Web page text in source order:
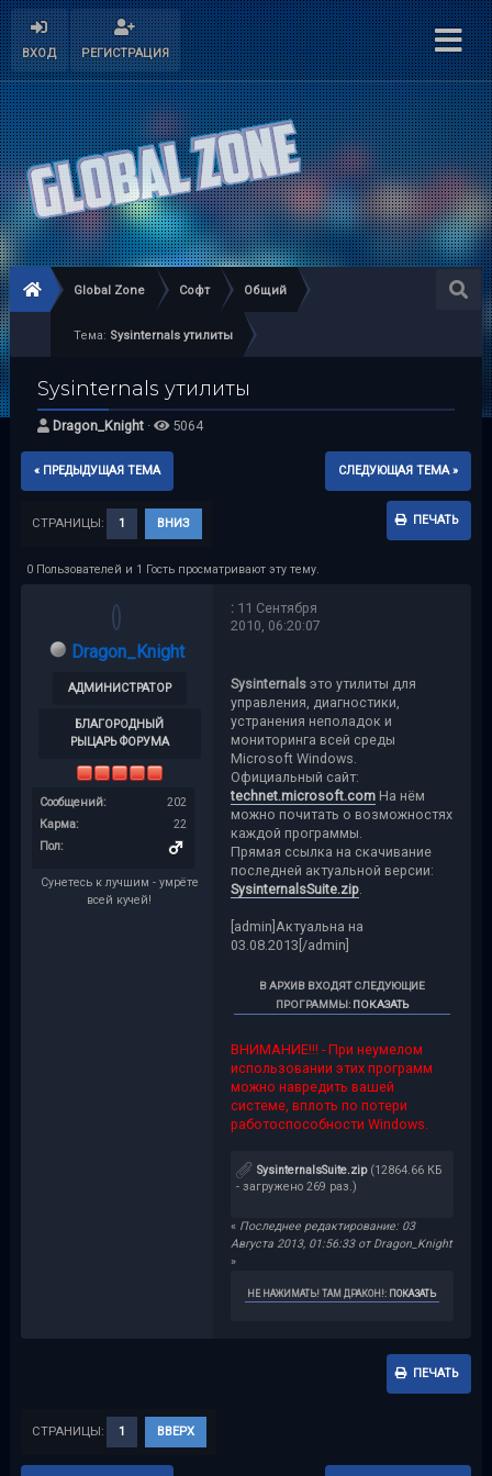
ВХОД РЕГИСТРАЦИЯ
Global Zone Софт Общий
Тема: Sysinternals утилиты
Sysinternals утилиты
Dragon_Knight· 5064
« ПРЕДЫДУЩАЯ ТЕМА СЛЕДУЮЩАЯ ТЕМА »
ПЕЧАТЬ
СТРАНИЦЫ: 1 ВНИЗ
0 Пользователей и 1 Гость просматривают эту тему.
Dragon_Knight
АДМИНИСТРАТОР
БЛАГОРОДНЫЙ
РЫЦАРЬ ФОРУМА
Сообщений:
202
Карма:
22
Пол:
Сунетесь к лучшим - умрёте
всей кучей!
:11 Сентября
2010, 06:20:07
Sysinternalsэто утилиты для
управления, диагностики,
устранения неполадок и
мониторинга всей среды
Microsoft Windows.
Официальный сайт:
technet.microsoft.comНа нём
можно почитать о возможностях
каждой программы.
Прямая ссылка на скачивание
последней актуальной версии:
SysinternalsSuite.zip.
[admin]Актуальна на
03.08.2013[/admin]
В АРХИВ ВХОДЯТ СЛЕДУЮЩИЕ
ПРОГРАММЫ: ПОКАЗАТЬ
ВНИМАНИЕ!!! - При неумелом
использовании этих программ
можно навредить вашей
системе, вплоть по потери
работоспособности Windows.
SysinternalsSuite.zip(12864.66 КБ
- загружено 269 раз.)
« Последнее редактирование: 03
Августа 2013, 01:56:33 от Dragon_Knight
»
НЕ НАЖИМАТЬ! ТАМ ДРАКОН!: ПОКАЗАТЬ
ПЕЧАТЬ
СТРАНИЦЫ: 1 ВВЕРХ